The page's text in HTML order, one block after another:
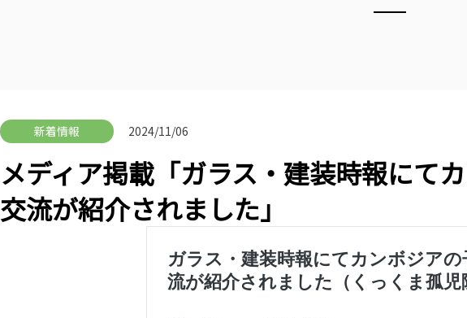
新着情報 2024/11/06
メディア掲載「ガラス・建装時報にて
交流が紹介されました」